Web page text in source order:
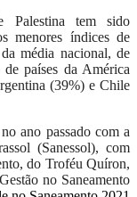
Palestina tem sido
menores índices de
média nacional, de
países da América
(39%) e Chile
ano passado com a
(Sanessol), com
do Troféu Quíron,
no Saneamento